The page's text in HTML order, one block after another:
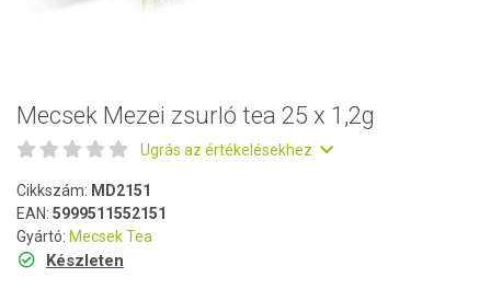
Mecsek Mezei zsurló tea 25 x 1,2g
Ugrás az értékelésekhez
Cikkszám: MD2151
EAN: 5999511552151
Gyártó: Mecsek Tea
Készleten